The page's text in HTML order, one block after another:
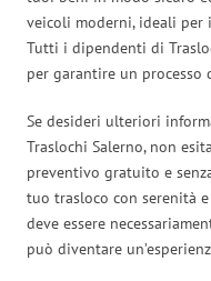
veicoli moderni, ideali per
Tutti i dipendenti di
per garantire un processo
Se desideri ulteriori
Traslochi Salerno, non
preventivo gratuito e
tuo trasloco con serenità
deve essere
può diventare